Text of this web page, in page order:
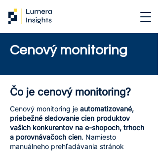
Cenový monitoring
Čo je cenový monitoring?
Cenový monitoring je automatizované,
priebežné sledovanie cien produktov
vašich konkurentov na e-shopoch, trhoch
a porovnávačoch cien. Namiesto
manuálneho prehľadávania stránok